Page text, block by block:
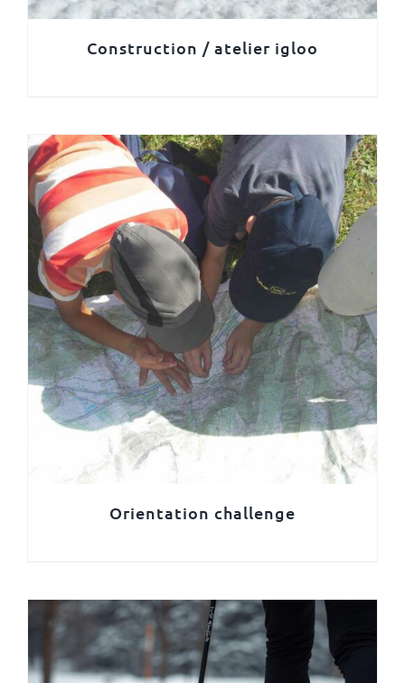
Construction / atelier igloo
Orientation challenge